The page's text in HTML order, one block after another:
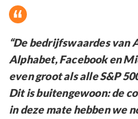
“De bedrijfswaardes van
Alphabet, Facebook en
even groot als alle S&P
Dit is buitengewoon: de
in deze mate hebben we